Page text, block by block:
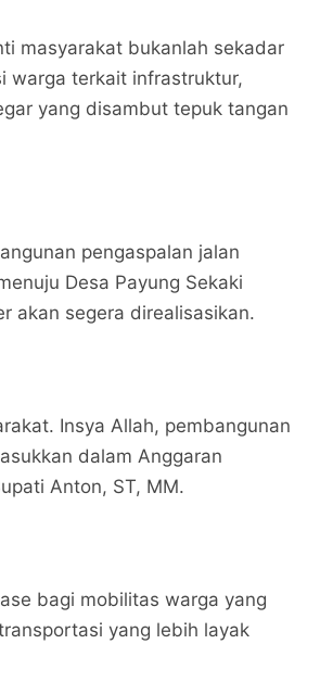
masyarakat bukanlah sekadar
warga terkait infrastruktur,
yang disambut tepuk tangan
pengaspalan jalan
Desa Payung Sekaki
akan segera direalisasikan.
Insya Allah, pembangunan
dalam Anggaran
Anton, ST, MM.
bagi mobilitas warga yang
yang lebih layak